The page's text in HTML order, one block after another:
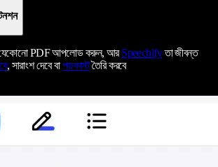
যেকোনো PDF আপলোড করুন, আরSpeechifyতা জীবন্ত
, সারাংশ দেবে বাপডকাস্টতৈরি করবে